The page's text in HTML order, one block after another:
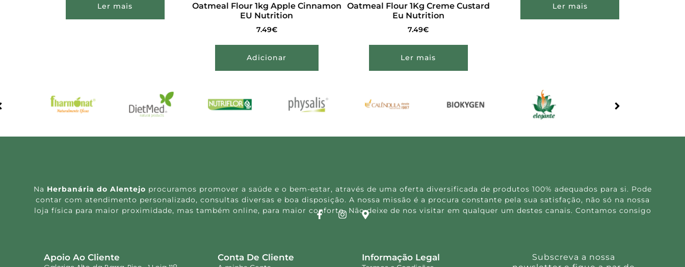
Ler mais
Oatmeal Flour 1kg Apple Cinnamon
EU Nutrition
7.49€
Adicionar
Oatmeal Flour 1Kg Creme Custard
Eu Nutrition
7.49€
Ler mais
Ler mais
Na Herbanária do Alentejo procuramos promover a saúde e o bem-estar, através de uma oferta diversificada de produtos 100% adequados para si. Pode
contar com atendimento personalizado, consultas diversas e boa disposição. A nossa missão é a procura constante pela sua satisfação, não só na nossa
loja física para maior proximidade, mas também online, para maior conforto. Não deixe de nos visitar em qualquer um destes canais. Contamos consigo
Apoio Ao Cliente
Conta De Cliente Informação Legal
Subscreva a nossa